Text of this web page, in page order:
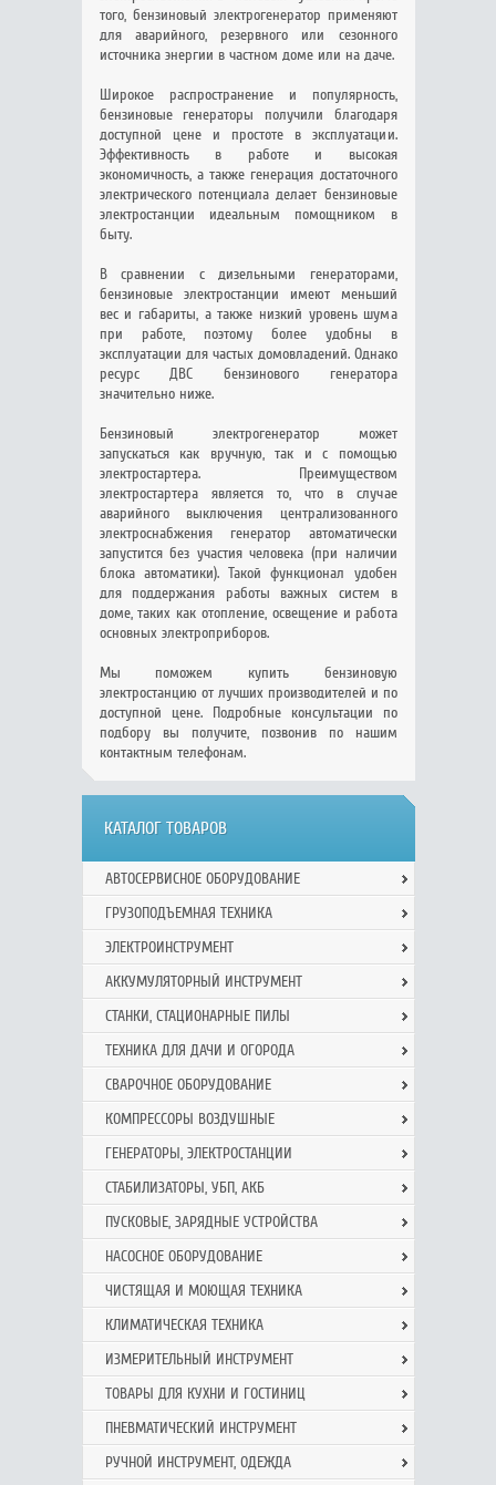
того, бензиновый электрогенератор применяют
для аварийного, резервного или сезонного
источника энергии в частном доме или на даче.
Широкое распространение и популярность,
бензиновые генераторы получили благодаря
доступной цене и простоте в эксплуатации.
Эффективность в работе и высокая
экономичность, а также генерация достаточного
электрического потенциала делает бензиновые
электростанции идеальным помощником в
быту.
В сравнении с дизельными генераторами,
бензиновые электростанции имеют меньший
вес и габариты, а также низкий уровень шума
при работе, поэтому более удобны в
эксплуатации для частых домовладений. Однако
ресурс ДВС бензинового генератора
значительно ниже.
Бензиновый электрогенератор может
запускаться как вручную, так и с помощью
электростартера. Преимуществом
электростартера является то, что в случае
аварийного выключения централизованного
электроснабжения генератор автоматически
запустится без участия человека (при наличии
блока автоматики). Такой функционал удобен
для поддержания работы важных систем в
доме, таких как отопление, освещение и работа
основных электроприборов.
Мы поможем купить бензиновую
электростанцию от лучших производителей и по
доступной цене. Подробные консультации по
подбору вы получите, позвонив по нашим
контактным телефонам.
КАТАЛОГ ТОВАРОВ
АВТОСЕРВИСНОЕ ОБОРУДОВАНИЕ
ГРУЗОПОДЪЕМНАЯ ТЕХНИКА
ЭЛЕКТРОИНСТРУМЕНТ
АККУМУЛЯТОРНЫЙ ИНСТРУМЕНТ
СТАНКИ, СТАЦИОНАРНЫЕ ПИЛЫ
ТЕХНИКА ДЛЯ ДАЧИ И ОГОРОДА
СВАРОЧНОЕ ОБОРУДОВАНИЕ
КОМПРЕССОРЫ ВОЗДУШНЫЕ
ГЕНЕРАТОРЫ, ЭЛЕКТРОСТАНЦИИ
СТАБИЛИЗАТОРЫ, УБП, АКБ
ПУСКОВЫЕ, ЗАРЯДНЫЕ УСТРОЙСТВА
НАСОСНОЕ ОБОРУДОВАНИЕ
ЧИСТЯЩАЯ И МОЮЩАЯ ТЕХНИКА
КЛИМАТИЧЕСКАЯ ТЕХНИКА
ИЗМЕРИТЕЛЬНЫЙ ИНСТРУМЕНТ
ТОВАРЫ ДЛЯ КУХНИ И ГОСТИНИЦ
ПНЕВМАТИЧЕСКИЙ ИНСТРУМЕНТ
РУЧНОЙ ИНCТРУМЕНТ, ОДЕЖДА